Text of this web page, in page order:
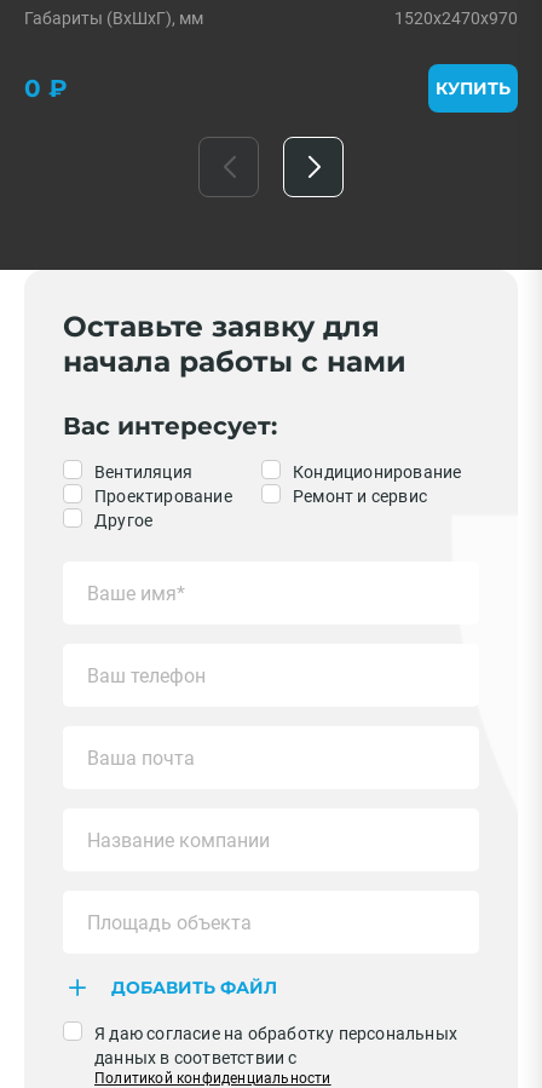
Габариты (ВхШхГ), мм
1520x2470x970
0 ₽ КУПИТЬ
Оставьте заявку для
начала работы с нами
Вас интересует:
Вентиляция
Кондиционирование
Проектирование
Ремонт и сервис
Другое
ДОБАВИТЬ ФАЙЛ
Я даю согласие на обработку персональных
данных в соответствии с
Политикой конфиденциальности